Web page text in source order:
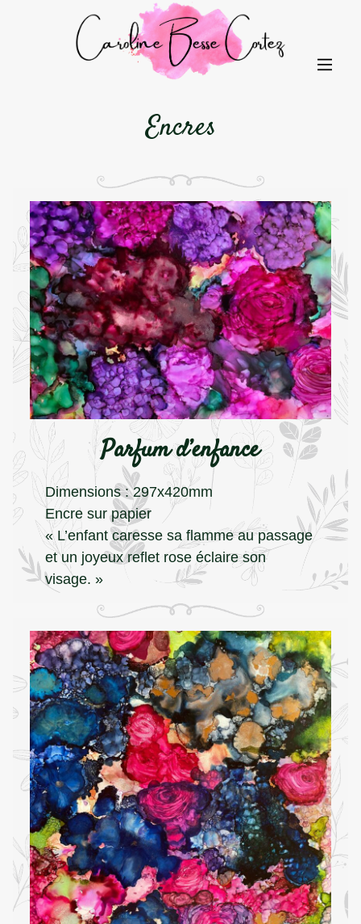
Encres
Parfum d’enfance
Dimensions : 297x420mm
Encre sur papier
« L’enfant caresse sa flamme au passage
et un joyeux reflet rose éclaire son
visage. »